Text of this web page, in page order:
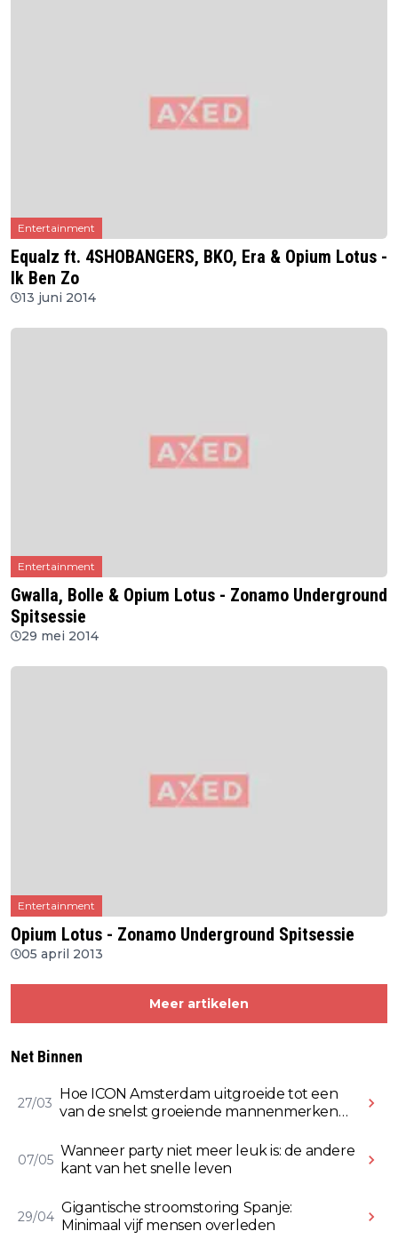
Entertainment
Equalz ft. 4SHOBANGERS, BKO, Era & Opium Lotus -
Ik Ben Zo
13 juni 2014
Entertainment
Gwalla, Bolle & Opium Lotus - Zonamo Underground
Spitsessie
29 mei 2014
Entertainment
Opium Lotus - Zonamo Underground Spitsessie
05 april 2013
Meer artikelen
Net Binnen
27/03
Hoe ICON Amsterdam uitgroeide tot een
van de snelst groeiende mannenmerken
07/05
Wanneer party niet meer leuk is: de andere
kant van het snelle leven
29/04
Gigantische stroomstoring Spanje:
Minimaal vijf mensen overleden